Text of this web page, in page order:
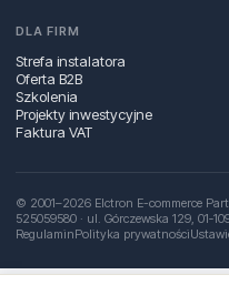
DLA FIRM
Strefa instalatora
Oferta B2B
Szkolenia
Projekty inwestycyjne
Faktura VAT
© 2001–2026 Elctron E-commerce
525059580 · ul. Górczewska 129,
RegulaminPolityka prywatności